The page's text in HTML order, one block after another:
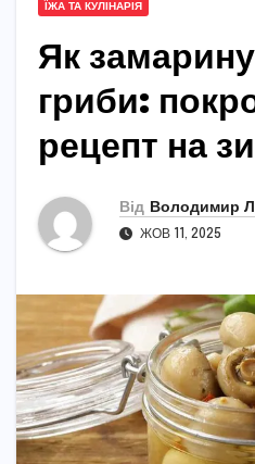
ЇЖА ТА КУЛІНАРІЯ
Як
гриби:
рецепт на
Від Володимир
ЖОВ 11, 2025